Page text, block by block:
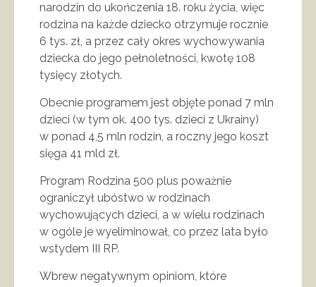
narodzin do ukończenia 18. roku życia, więc
rodzina na każde dziecko otrzymuje rocznie
6 tys. zł, a przez cały okres wychowywania
dziecka do jego pełnoletności, kwotę 108
tysięcy złotych.
Obecnie programem jest objęte ponad 7 mln
dzieci (w tym ok. 400 tys. dzieci z Ukrainy)
w ponad 4,5 mln rodzin, a roczny jego koszt
sięga 41 mld zł.
Program Rodzina 500 plus poważnie
ograniczył ubóstwo w rodzinach
wychowujących dzieci, a w wielu rodzinach
w ogóle je wyeliminował, co przez lata było
wstydem III RP.
Wbrew negatywnym opiniom, które